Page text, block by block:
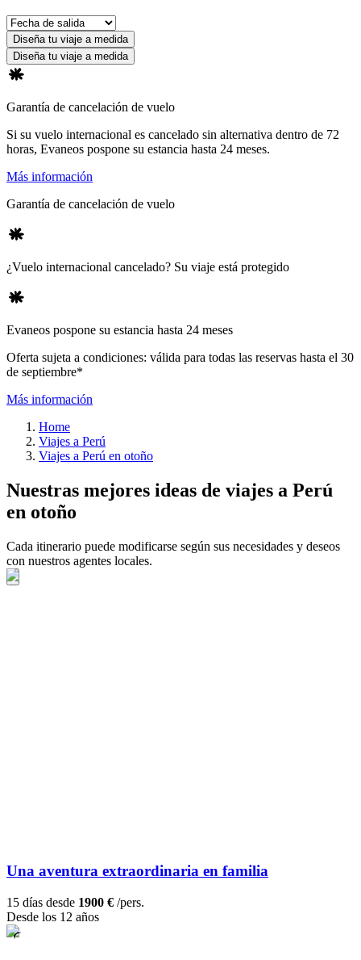
Diseña tu viaje a medida
Diseña tu viaje a medida
Garantía de cancelación de vuelo
Si su vuelo internacional es cancelado sin alternativa dentro de 72
horas, Evaneos pospone su estancia hasta 24 meses.
Más información
Garantía de cancelación de vuelo
¿Vuelo internacional cancelado? Su viaje está protegido
Evaneos pospone su estancia hasta 24 meses
Oferta sujeta a condiciones: válida para todas las reservas hasta el 30
de septiembre*
Más información
Home
Viajes a Perú
Viajes a Perú en otoño
Nuestras mejores ideas de viajes a Perú
en otoño
Cada itinerario puede modificarse según sus necesidades y deseos
con nuestros agentes locales.
Una aventura extraordinaria en familia
15 días desde 1900 € /pers.
Desde los 12 años